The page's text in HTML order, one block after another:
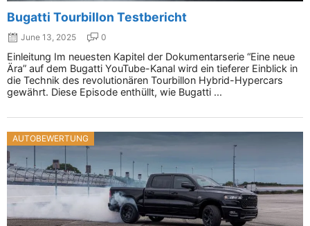
Bugatti Tourbillon Testbericht
June 13, 2025 0
Einleitung Im neuesten Kapitel der Dokumentarserie “Eine neue
Ära” auf dem Bugatti YouTube-Kanal wird ein tieferer Einblick in
die Technik des revolutionären Tourbillon Hybrid-Hypercars
gewährt. Diese Episode enthüllt, wie Bugatti ...
AUTOBEWERTUNG